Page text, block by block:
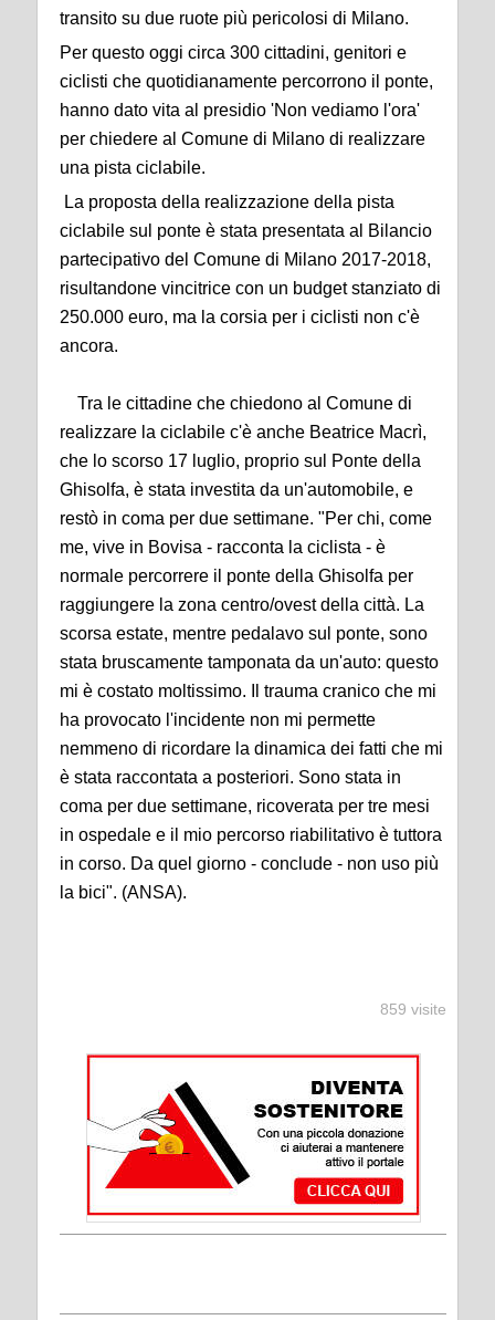
transito su due ruote più pericolosi di Milano.
Per questo oggi circa 300 cittadini, genitori e
ciclisti che quotidianamente percorrono il ponte,
hanno dato vita al presidio 'Non vediamo l'ora'
per chiedere al Comune di Milano di realizzare
una pista ciclabile.
La proposta della realizzazione della pista
ciclabile sul ponte è stata presentata al Bilancio
partecipativo del Comune di Milano 2017-2018,
risultandone vincitrice con un budget stanziato di
250.000 euro, ma la corsia per i ciclisti non c'è
ancora.
Tra le cittadine che chiedono al Comune di
realizzare la ciclabile c'è anche Beatrice Macrì,
che lo scorso 17 luglio, proprio sul Ponte della
Ghisolfa, è stata investita da un'automobile, e
restò in coma per due settimane. "Per chi, come
me, vive in Bovisa - racconta la ciclista - è
normale percorrere il ponte della Ghisolfa per
raggiungere la zona centro/ovest della città. La
scorsa estate, mentre pedalavo sul ponte, sono
stata bruscamente tamponata da un'auto: questo
mi è costato moltissimo. Il trauma cranico che mi
ha provocato l'incidente non mi permette
nemmeno di ricordare la dinamica dei fatti che mi
è stata raccontata a posteriori. Sono stata in
coma per due settimane, ricoverata per tre mesi
in ospedale e il mio percorso riabilitativo è tuttora
in corso. Da quel giorno - conclude - non uso più
la bici". (ANSA).
859 visite